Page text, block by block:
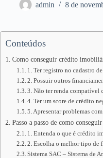
admin 8 de
Conteúdos
Como conseguir crédito
1. Ter registro no cadastro
2. Possuir outros
3. Não ter renda compatível
4. Ter um score de crédito
5. Apresentar problemas
Passo a passo de como
1. Entenda o que é crédito
2. Escolha o melhor tipo de
Sistema SAC – Sistema de